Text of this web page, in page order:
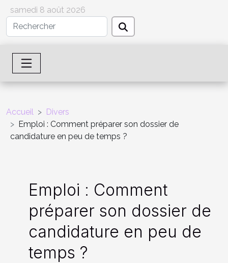
samedi 8 août 2026
Accueil
Divers
Emploi : Comment préparer son dossier de
candidature en peu de temps ?
Emploi : Comment
préparer son dossier de
candidature en peu de
temps ?